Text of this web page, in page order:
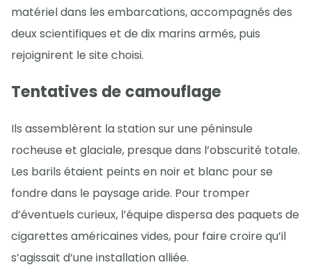
matériel dans les embarcations, accompagnés des
deux scientifiques et de dix marins armés, puis
rejoignirent le site choisi.
Tentatives de camouflage
Ils assemblèrent la station sur une péninsule
rocheuse et glaciale, presque dans l’obscurité totale.
Les barils étaient peints en noir et blanc pour se
fondre dans le paysage aride. Pour tromper
d’éventuels curieux, l’équipe dispersa des paquets de
cigarettes américaines vides, pour faire croire qu’il
s’agissait d’une installation alliée.